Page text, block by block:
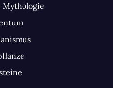
Mythologie